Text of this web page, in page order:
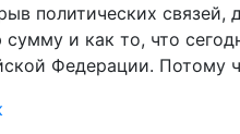
политических связей,
и как то, что
Федерации. Потому